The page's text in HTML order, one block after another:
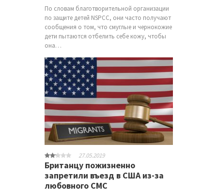
По словам благотворительной организации
по защите детей NSPCC, они часто получают
сообщения о том, что смуглые и чернокожие
дети пытаются отбелить себе кожу, чтобы
она…
27.05.2019
Британцу пожизненно
запретили въезд в США из-за
любовного СМС